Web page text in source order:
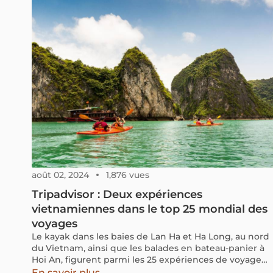
beaux.
août 02, 2024 1,876 vues
Tripadvisor : Deux expériences
vietnamiennes dans le top 25 mondial des
voyages
Le kayak dans les baies de Lan Ha et Ha Long, au nord
du Vietnam, ainsi que les balades en bateau-panier à
Hoi An, figurent parmi les 25 expériences de voyage